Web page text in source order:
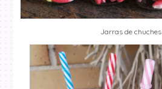
Jarras de chuches